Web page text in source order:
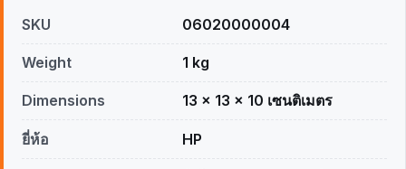
SKU 06020000004
Weight 1 kg
Dimensions 13 × 13 × 10 เซนติเมตร
ยี่ห้อ HP